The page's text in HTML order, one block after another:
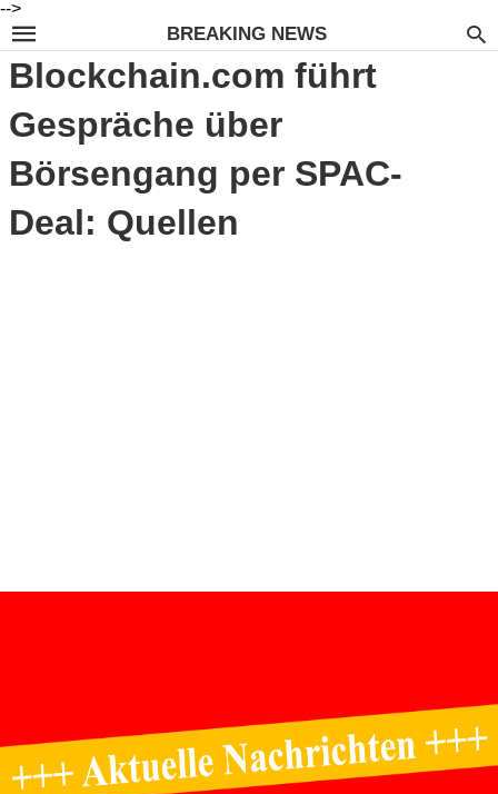
-->
BREAKING NEWS
Blockchain.com führt
Gespräche über
Börsengang per SPAC-
Deal: Quellen